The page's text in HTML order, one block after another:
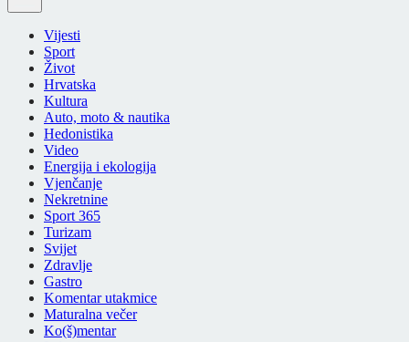
Vijesti
Sport
Život
Hrvatska
Kultura
Auto, moto & nautika
Hedonistika
Video
Energija i ekologija
Vjenčanje
Nekretnine
Sport 365
Turizam
Svijet
Zdravlje
Gastro
Komentar utakmice
Maturalna večer
Ko(š)mentar